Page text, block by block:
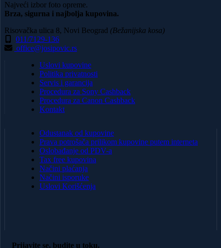
Najveći izbor foto opreme.
Brza, sigurna i najbolja kupovina.
Risovačka ulica 8, Novi Beograd (Bežanijska kosa)
011/7129-136
office@josipovic.rs
Uslovi kupovine
Politika privatnosti
Servis i garancija
Procedura za Sony Cashback
Procedura za Canon Cashback
Kontakt
Odustanak od kupovine
Prava potrošača prilikom kupovine putem interneta
Oslobađanje od PDV-a
Tax free kupovina
Načini plaćanja
Načini isporuke
Uslovi Korišćenja
Prijavite se, budite u toku.